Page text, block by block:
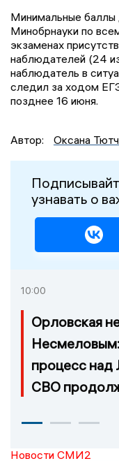
Минимальные баллы
Минобрнауки по
экзаменах
наблюдателей (24
наблюдатель в
следил за ходом
позднее 16 июня.
Автор: Оксана
узнавать о
10:00
Орловская
процесс
СВО
Новости СМИ2